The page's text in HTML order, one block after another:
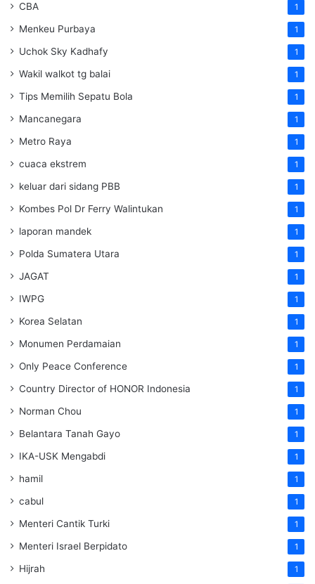
CBA 1
Menkeu Purbaya 1
Uchok Sky Kadhafy 1
Wakil walkot tg balai 1
Tips Memilih Sepatu Bola 1
Mancanegara 1
Metro Raya 1
cuaca ekstrem 1
keluar dari sidang PBB 1
Kombes Pol Dr Ferry Walintukan 1
laporan mandek 1
Polda Sumatera Utara 1
JAGAT 1
IWPG 1
Korea Selatan 1
Monumen Perdamaian 1
Only Peace Conference 1
Country Director of HONOR Indonesia 1
Norman Chou 1
Belantara Tanah Gayo 1
IKA-USK Mengabdi 1
hamil 1
cabul 1
Menteri Cantik Turki 1
Menteri Israel Berpidato 1
Hijrah 1